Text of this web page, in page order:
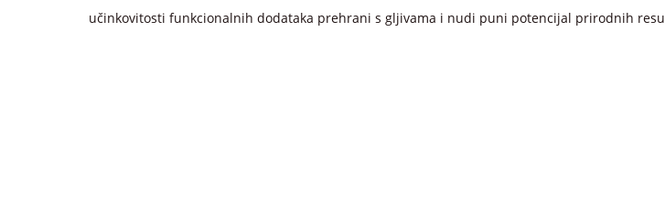
učinkovitosti funkcionalnih dodataka prehrani s gljivama i nudi puni potencijal prirodnih